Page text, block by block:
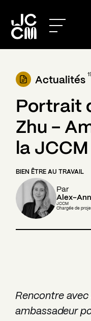
Actualités
Portrait
Zhu -
la
BIEN ÊTRE AU TRAVAIL
Par
Alex-
JCCM
Chargée de
Rencontre avec
ambassadeur